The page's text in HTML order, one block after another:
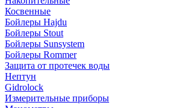
Косвенные
Бойлеры Hajdu
Бойлеры Stout
Бойлеры Sunsystem
Бойлеры Rommer
Защита от протечек воды
Нептун
Gidrolock
Измерительные приборы